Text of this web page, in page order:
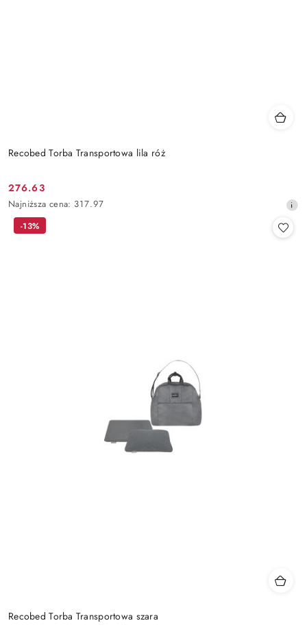
Recobed Torba Transportowa lila róż
Cena
promocyjna:
276.63
Najniższa
cena
Najniższa cena: 317.97
Recobed Torba Transportowa szara
-13%